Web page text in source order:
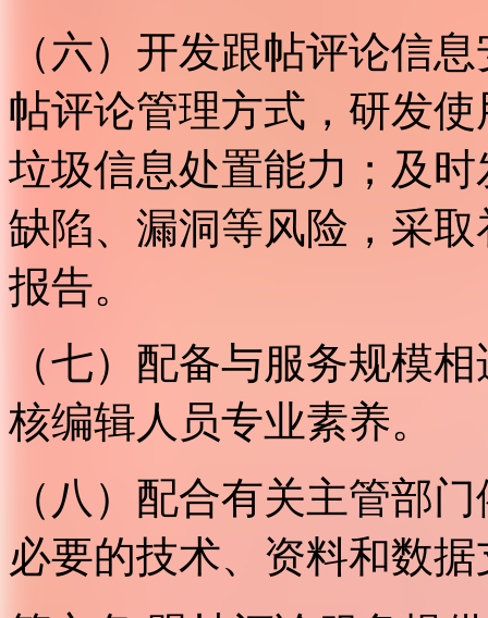
（六）开发跟帖评论信
帖评论管理方式，研发
垃圾信息处置能力；及
缺陷、漏洞等风险，采
报告。
（七）配备与服务规模
核编辑人员专业素养。
（八）配合有关主管部
必要的技术、资料和数